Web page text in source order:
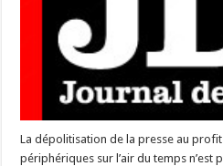
La dépolitisation de la presse au
périphériques sur l’air du temps n’est